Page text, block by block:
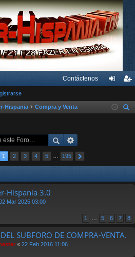
Contáctenos
nti ist
Hispania
Compra y Venta
1 2 3 4 5 195
Hispania 3.0
Mar 2025 03:00
1 5 6 7 8
SUBFORO DE COMPRA-VENTA.
« 22 Feb 2016 11:06